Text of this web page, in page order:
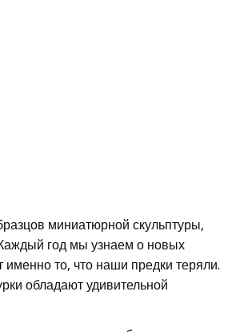
миниатюрной скульптуры,
год мы узнаем о новых
то, что наши предки теряли.
обладают удивительной